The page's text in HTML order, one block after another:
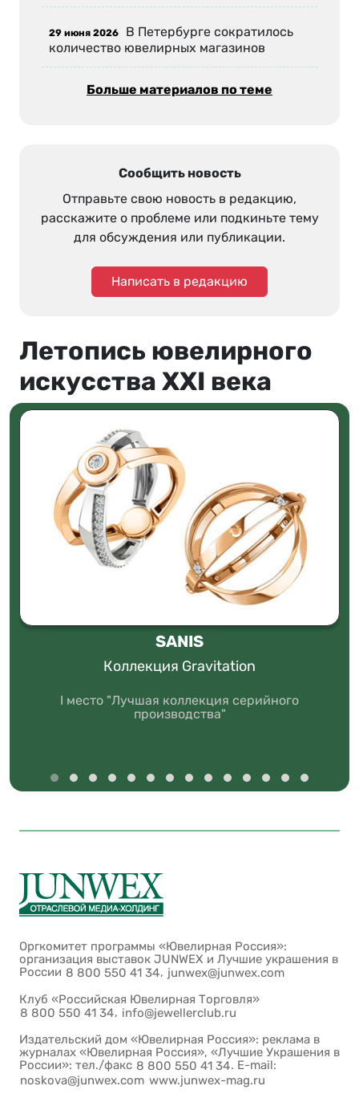
29 июня 2026 В Петербурге сократилось
количество ювелирных магазинов
Больше материалов по теме
Сообщить новость
Отправьте свою новость в редакцию,
расскажите о проблеме или подкиньте тему
для обсуждения или публикации.
Написать в редакцию
Летопись ювелирного
искусства XXI века
SANIS
Коллекция Gravitation
I место "Лучшая коллекция серийного
производства"
Оргкомитет программы «Ювелирная Россия»:
организация выставок JUNWEX и Лучшие украшения в
России 8 800 550 41 34, junwex@junwex.com
Клуб «Российская Ювелирная Торговля»
8 800 550 41 34, info@jewellerclub.ru
Издательский дом «Ювелирная Россия»: реклама в
журналах «Ювелирная Россия», «Лучшие Украшения в
России»: тел./факс 8 800 550 41 34. E-mail:
noskova@junwex.com www.junwex-mag.ru